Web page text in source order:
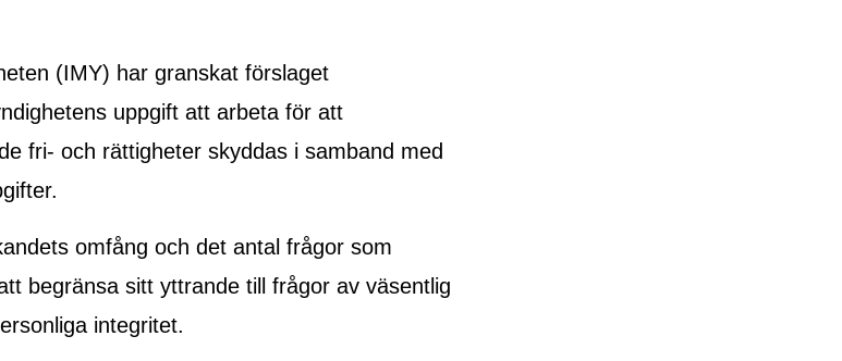
(IMY) har granskat förslaget
uppgift att arbeta för att
fri- och rättigheter skyddas i samband med
omfång och det antal frågor som
begränsa sitt yttrande till frågor av väsentlig
integritet.